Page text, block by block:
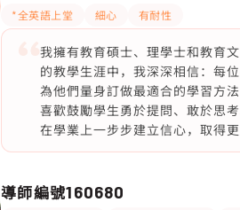
*全英語上堂 細心 有耐性
我擁有教育碩士、理學士和教育
的教學生涯中，我深深相信：每
為他們量身訂做最適合的學習方
喜歡鼓勵學生勇於提問、敢於思
在學業上一步步建立信心，取得
導師編號160680